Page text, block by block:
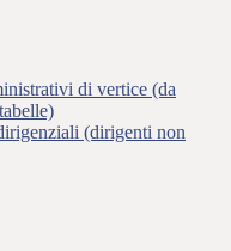
di vertice (da
(dirigenti non